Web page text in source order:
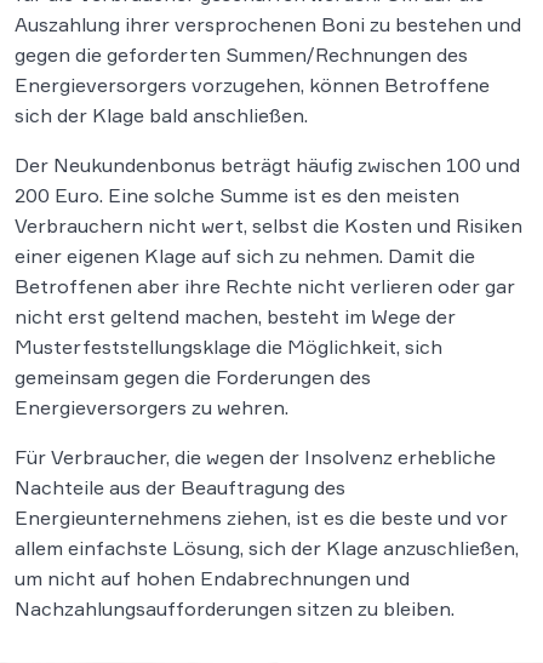
Auszahlung ihrer versprochenen Boni zu bestehen und
gegen die geforderten Summen/Rechnungen des
Energieversorgers vorzugehen, können Betroffene
sich der Klage bald anschließen.
Der Neukundenbonus beträgt häufig zwischen 100 und
200 Euro. Eine solche Summe ist es den meisten
Verbrauchern nicht wert, selbst die Kosten und Risiken
einer eigenen Klage auf sich zu nehmen. Damit die
Betroffenen aber ihre Rechte nicht verlieren oder gar
nicht erst geltend machen, besteht im Wege der
Musterfeststellungsklage die Möglichkeit, sich
gemeinsam gegen die Forderungen des
Energieversorgers zu wehren.
Für Verbraucher, die wegen der Insolvenz erhebliche
Nachteile aus der Beauftragung des
Energieunternehmens ziehen, ist es die beste und vor
allem einfachste Lösung, sich der Klage anzuschließen,
um nicht auf hohen Endabrechnungen und
Nachzahlungsaufforderungen sitzen zu bleiben.